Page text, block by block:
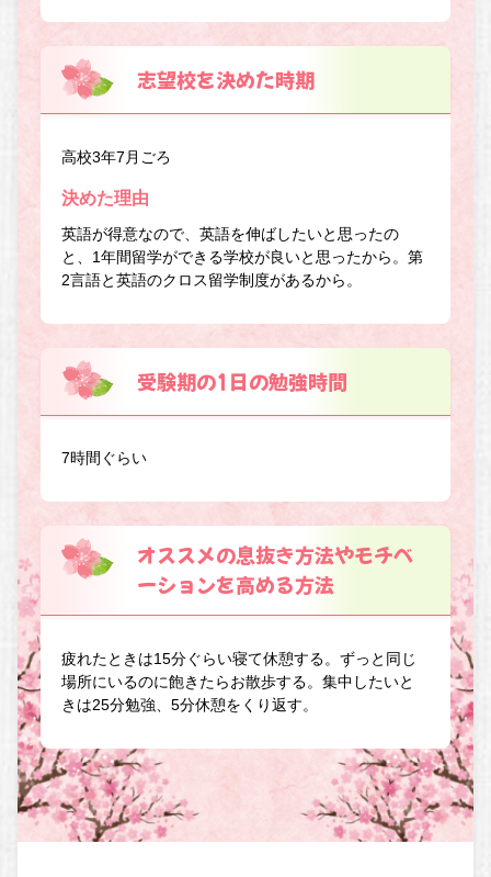
志望校を決めた時期
高校3年7月ごろ
決めた理由
英語が得意なので、英語を伸ばしたいと思ったの
と、1年間留学ができる学校が良いと思ったから。第
2言語と英語のクロス留学制度があるから。
受験期の1日の勉強時間
7時間ぐらい
オススメの息抜き方法やモチベ
ーションを高める方法
疲れたときは15分ぐらい寝て休憩する。ずっと同じ
場所にいるのに飽きたらお散歩する。集中したいと
きは25分勉強、5分休憩をくり返す。